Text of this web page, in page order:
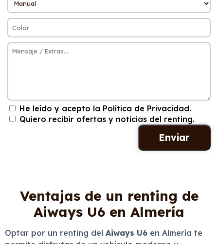
He leído y acepto la Política de Privacidad.
Quiero recibir ofertas y noticias del renting.
Ventajas de un renting de
Aiways U6 en Almería
Optar por un renting del Aiways U6 en Almería te